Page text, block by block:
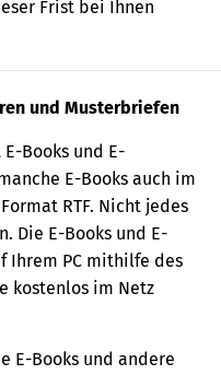
Frist bei Ihnen
und Musterbriefen
Books und E-
E-Books auch im
RTF. Nicht jedes
Die E-Books und E-
Ihrem PC mithilfe des
kostenlos im Netz
E-Books und andere